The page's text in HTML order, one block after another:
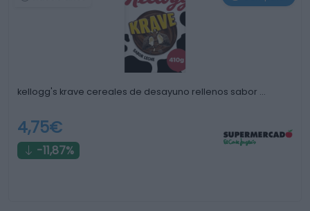
kellogg's krave cereales de desayuno rellenos sabor …
4,75€
-11,87%